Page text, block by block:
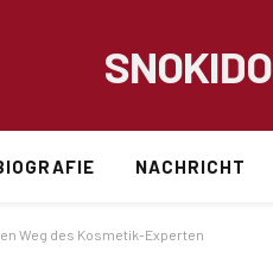
SNOKIDO
NACHRICHT
Weg des Kosmetik-Experten